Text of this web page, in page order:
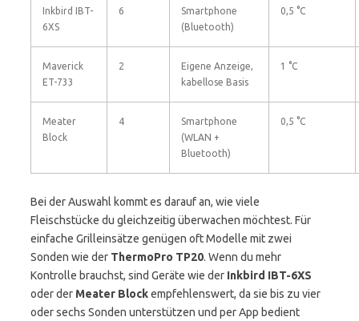
Inkbird IBT-
6XS
6
Smartphone
(Bluetooth)
0,5 °C
Maverick
ET-733
2
Eigene Anzeige,
kabellose Basis
1 °C
Meater
Block
4
Smartphone
(WLAN +
Bluetooth)
0,5 °C
Bei der Auswahl kommt es darauf an, wie viele
Fleischstücke du gleichzeitig überwachen möchtest. Für
einfache Grilleinsätze genügen oft Modelle mit zwei
Sonden wie der ThermoPro TP20. Wenn du mehr
Kontrolle brauchst, sind Geräte wie der Inkbird IBT-6XS
oder der Meater Blockempfehlenswert, da sie bis zu vier
oder sechs Sonden unterstützen und per App bedient